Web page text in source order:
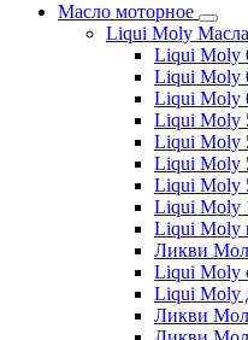
Масло моторное
Liqui Moly Масла
Liqui Moly
Liqui Moly
Liqui Moly
Liqui Moly
Liqui Moly
Liqui Moly
Liqui Moly
Liqui Moly
Liqui Moly
Ликви
Liqui Moly
Liqui Moly
Ликви